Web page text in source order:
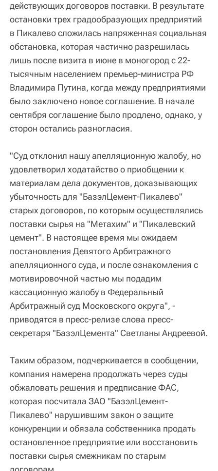
действующих договоров поставки. В результате
остановки трех градообразующих предприятий
в Пикалево сложилась напряженная социальная
обстановка, которая частично разрешилась
лишь после визита в июне в моногород с 22-
тысячным населением премьер-министра РФ
Владимира Путина, когда между предприятиями
было заключено новое соглашение. В начале
сентября соглашение было продлено, однако, у
сторон остались разногласия.
"Суд отклонил нашу апелляционную жалобу, но
удовлетворил ходатайство о приобщении к
материалам дела документов, доказывающих
убыточность для "БазэлЦемент-Пикалево"
старых договоров, по которым осуществлялись
поставки сырья на "Метахим" и "Пикалевский
цемент". В настоящее время мы ожидаем
постановления Девятого Арбитражного
апелляционного суда, и после ознакомления с
мотивировочной частью мы подадим
кассационную жалобу в Федеральный
Арбитражный суд Московского округа", -
приводятся в пресс-релизе слова пресс-
секретаря "БазэлЦемента" Светланы Андреевой.
Таким образом, подчеркивается в сообщении,
компания намерена продолжать через суды
обжаловать решения и предписание ФАС,
которая посчитала ЗАО "БазэлЦемент-
Пикалево" нарушившим закон о защите
конкуренции и обязала собственника продать
остановленное предприятие или восстановить
поставки сырья смежникам по старым